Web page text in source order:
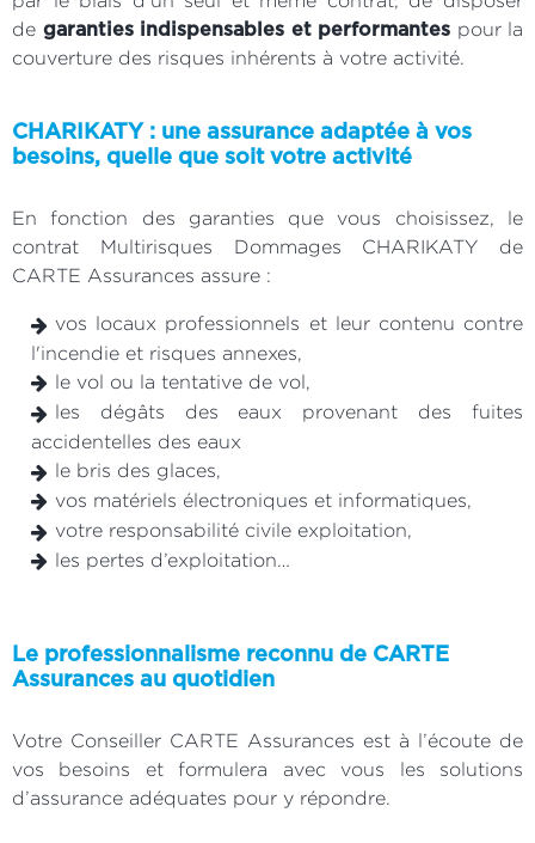
de garanties indispensables et performantes pour la
couverture des risques inhérents à votre activité.
CHARIKATY : une assurance adaptée à vos
besoins, quelle que soit votre activité
En fonction des garanties que vous choisissez, le
contrat Multirisques Dommages CHARIKATY de
CARTE Assurances assure :
vos locaux professionnels et leur contenu contre
l'incendie et risques annexes,
le vol ou la tentative de vol,
les dégâts des eaux provenant des fuites
accidentelles des eaux
le bris des glaces,
vos matériels électroniques et informatiques,
votre responsabilité civile exploitation,
les pertes d’exploitation…
Le professionnalisme reconnu de CARTE
Assurances au quotidien
Votre Conseiller CARTE Assurances est à l’écoute de
vos besoins et formulera avec vous les solutions
d’assurance adéquates pour y répondre.